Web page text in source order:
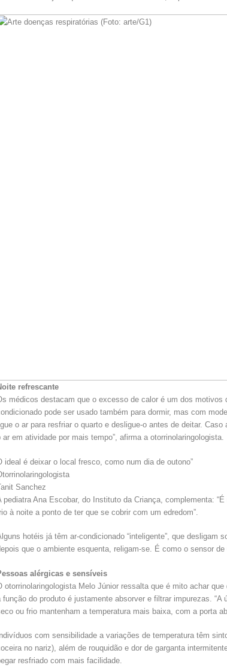
refrescante
médicos destacam que o excesso de calor é um dos
pode ser usado também para dormir, mas com
o ar para resfriar o quarto e desligue-o antes de deitar.
ar em atividade por mais tempo”, afirma a otorrinolaringologista.
ideal é deixar o local fresco, como num dia de outono”
Sanchez
pediatra Ana Escobar, do Instituto da Criança, complementa:
à noite a ponto de ter que se cobrir com um edredom”.
hotéis já têm ar-condicionado “inteligente”, que desligam
que o ambiente esquenta, religam-se. É como o sensor
alérgicas e sensíveis
otorrinolaringologista Melo Júnior ressalta que é mito achar
função do produto é justamente absorver e filtrar impurezas.
ou frio mantenham a temperatura mais baixa, com a porta
Indivíduos com sensibilidade a variações de temperatura têm
no nariz), além de rouquidão e dor de garganta
resfriado com mais facilidade.